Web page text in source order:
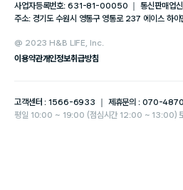
사업자등록번호: 631-81-00050 ｜ 통신판매업
주소: 경기도 수원시 영통구 영통로 237 에이스 하
@ 2023 H&B LIFE, Inc.
이용약관개인정보취급방침
고객센터 : 1566-6933 ｜ 제휴문의 : 070-
평일 10:00 ~ 19:00 (점심시간 12:00 ~ 13:00)